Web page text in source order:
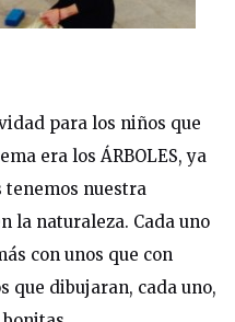
para los niños que
era los ÁRBOLES, ya
tenemos nuestra
la naturaleza. Cada uno
con unos que con
que dibujaran, cada uno,